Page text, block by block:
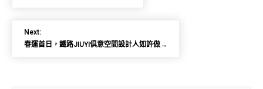
Next:
春運首日，鐵路JIUYI俱意空間設計人如許做→